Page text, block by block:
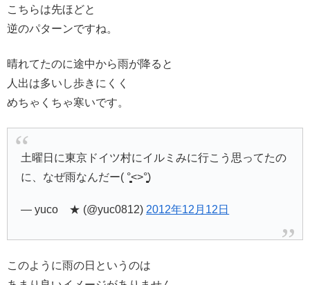
こちらは先ほどと
逆のパターンですね。
晴れてたのに途中から雨が降ると
人出は多いし歩きにくく
めちゃくちゃ寒いです。
土曜日に東京ドイツ村にイルミみに行こう思ってたの
に、なぜ雨なんだー( °̥̥̥̥̥̥̥̥˂˃°̥̥̥̥̥̥̥̥)
— yuco ★ (@yuc0812) 2012年12月12日
このように雨の日というのは